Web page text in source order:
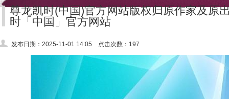
尊龙凯时(中国)官方网站版权归原作家及原
时「中国」官方网站
发布日期：2025-11-01 14:05 点击次数：197